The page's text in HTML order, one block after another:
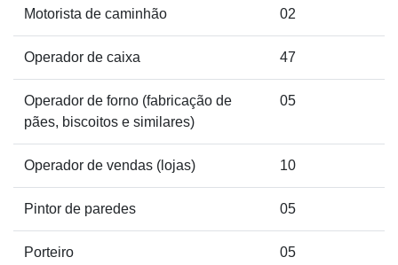
Motorista de caminhão 02
Operador de caixa 47
Operador de forno (fabricação de
pães, biscoitos e similares)
05
Operador de vendas (lojas) 10
Pintor de paredes 05
Porteiro 05